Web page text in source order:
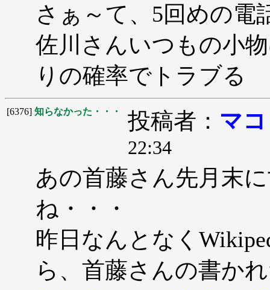
さぁ～て、5回めの電
佐川さんいつもの小
りの確率でトラブる
[6376] 知らなかった・・・ 投稿者： マコ
22:34
あの首藤さん先月末
ね・・・
昨日なんとなく
ら、首藤さんの書か